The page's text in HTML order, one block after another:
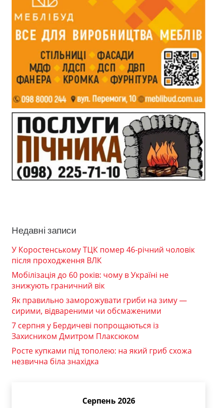
Недавні записи
У Коростенському ТЦК помер 46-річний чоловік
після проходження ВЛК
Мобілізація до 60 років: чому в Україні не
знижують граничний вік
Як правильно заморожувати гриби на зиму —
сирими, відвареними чи обсмаженими
7 серпня у Бердичеві попрощаються із
Захисником Дмитром Плаксюком
Росте купками під тополею: на який гриб схожа
незвична біла знахідка
Серпень 2026